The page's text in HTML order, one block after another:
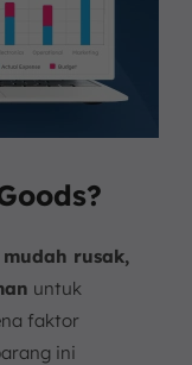
mudah rusak,
untuk
faktor
ini